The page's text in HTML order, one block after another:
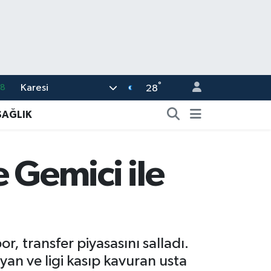
Karesi 28°
Gemici ile
transfer piyasasını salladı.
ve ligi kasıp kavuran usta